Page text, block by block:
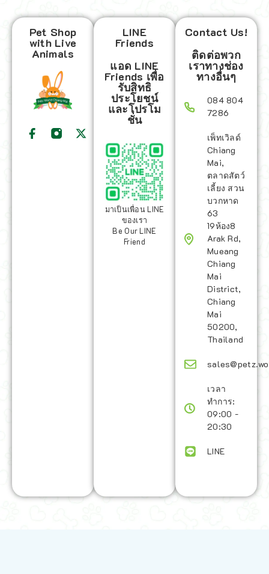
Pet Shop
with Live
Animals
LINE
Friends
แอด LINE
Friends เพื่อ
รับสิทธิ
ประโยชน์
และโปรโม
ชั่น
มาเป็นเพื่อน LINE
ของเรา
Be Our LINE
Friend
Contact Us!
ติดต่อพวก
เราทางช่อง
ทางอื่นๆ
084 804
7286
เพ็ทเวิลด์
Chiang
Mai,
ตลาดสัตว์
เลี้ยง สวน
บวกหาด
63
19ห้อง8
Arak Rd,
Mueang
Chiang
Mai
District,
Chiang
Mai
50200,
Thailand
เวลา
ทำการ:
09:00 -
20:30
LINE